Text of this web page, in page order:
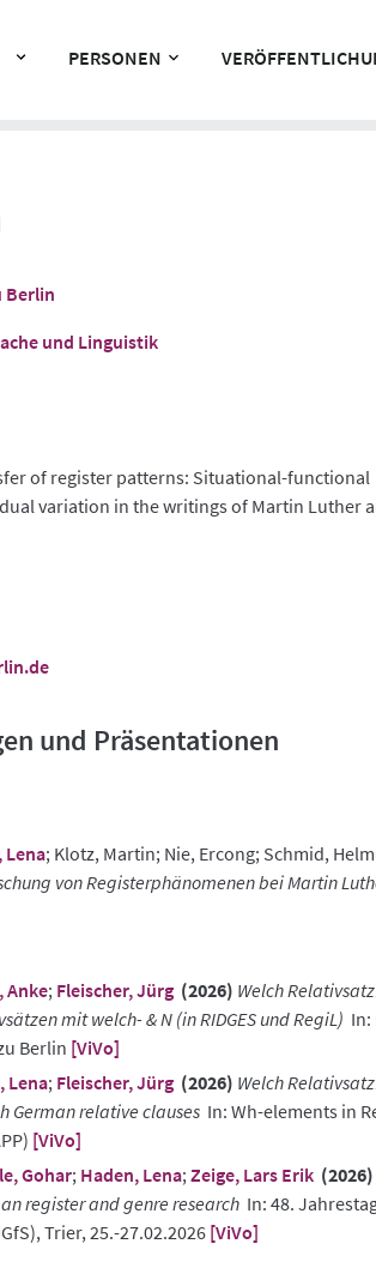
PERSONEN
Berlin
und Linguistik
of register patterns: Situational-functional
variation in the writings of Martin Luther
und Präsentationen
Lena; Klotz, Martin; Nie, Ercong; Schmid,
von Registerphänomenen bei Martin
Anke; Fleischer, Jürg (2026) Welch
mit welch- & N (in RIDGES und RegiL)
Berlin [ViVo]
Lena; Fleischer, Jürg (2026) Welch
German relative clauses In: Wh-elements in
[ViVo]
Gohar; Haden, Lena;Zeige, Lars Erik (2026)
register and genre research In: 48.
Trier, 25.-27.02.2026[ViVo]